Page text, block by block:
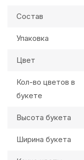
Состав
Упаковка
Цвет
Кол-во цветов в
букете
Высота букета
Ширина букета